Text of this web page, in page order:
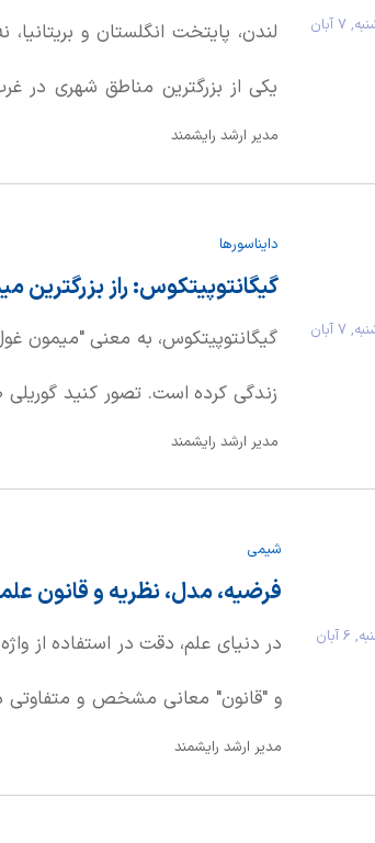
چهارشنبه, 7 آبان
لندن، پایتخت انگلستان و
یکی از بزرگترین مناطق شهری در
باستان بازمی‌گردد، زمانی که با نام
است.
مدیر ارشد رایشمند
چهارشنبه, 7 آبان
دایناسورها
گیگانتوپیتکوس: راز بزرگترین
گیگانتوپیتکوس، به معنی "میمون
این موجود باستانی، گرچه به
مدیر ارشد رایشمند
سه شنبه, 6 آبان
شیمی
فرضیه، مدل، نظریه و قانون
در دنیای علم، دقت در استفاده از
و "قانون" معانی مشخص و متفاوتی
زبان عامیانه ممکن است "نظریه" را
مدیر ارشد رایشمند